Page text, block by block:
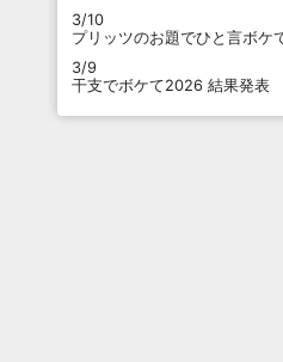
3/10
プリッツのお題でひと言ボケ
3/9
干支でボケて2026 結果発表